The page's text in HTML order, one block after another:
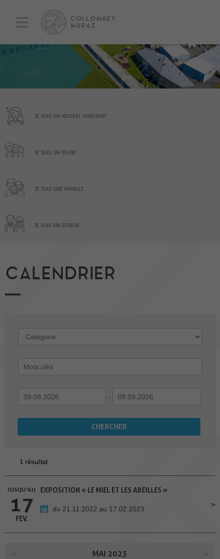
JE SUIS UN NOUVEL HABITANT
JE SUIS UN JEUNE
JE SUIS UNE FAMILLE
JE SUIS UN SENIOR
CALENDRIER
-
1 résultat
JUSQU'AU
17
FEV.
EXPOSITION « LE MIEL ET LES ABEILLES »
du 21.11.2022 au 17.02.2023
MAI 2023